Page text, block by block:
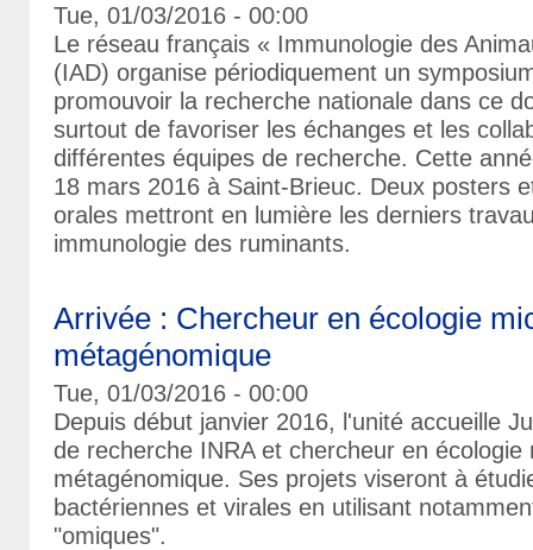
Tue, 01/03/2016 - 00:00
Le réseau français « Immunologie des
(IAD) organise périodiquement un
promouvoir la recherche nationale dans ce
surtout de favoriser les échanges et les
différentes équipes de recherche. Cette
18 mars 2016 à Saint-Brieuc. Deux posters
orales mettront en lumière les derniers
immunologie des ruminants.
Arrivée : Chercheur en écologie
métagénomique
Tue, 01/03/2016 - 00:00
Depuis début janvier 2016, l'unité accueille
de recherche INRA et chercheur en écologie
métagénomique. Ses projets viseront à
bactériennes et virales en utilisant
"omiques".